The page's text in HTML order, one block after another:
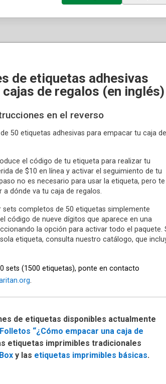
de etiquetas adhesivas
de regalos (en inglés)
en el reverso
50 etiquetas adhesivas para empacar tu caja de
el código de tu etiqueta para realizar tu
de $10 en línea y activar el seguimiento de tu
no es necesario para usar la etiqueta, pero te
a dónde va tu caja de regalos.
sets completos de 50 etiquetas simplemente
código de nueve dígitos que aparece en una
la opción para activar todo el paquete.
etiqueta, consulta nuestro catálogo, que
sets (1500 etiquetas), ponte en contacto
.
de etiquetas disponibles actualmente
Folletos “¿Cómo empacar una caja de
etiquetas imprimibles tradicionales
y las etiquetas imprimibles básicas.